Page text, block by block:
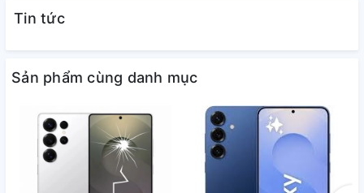
Tin tức
Sản phẩm cùng danh mục